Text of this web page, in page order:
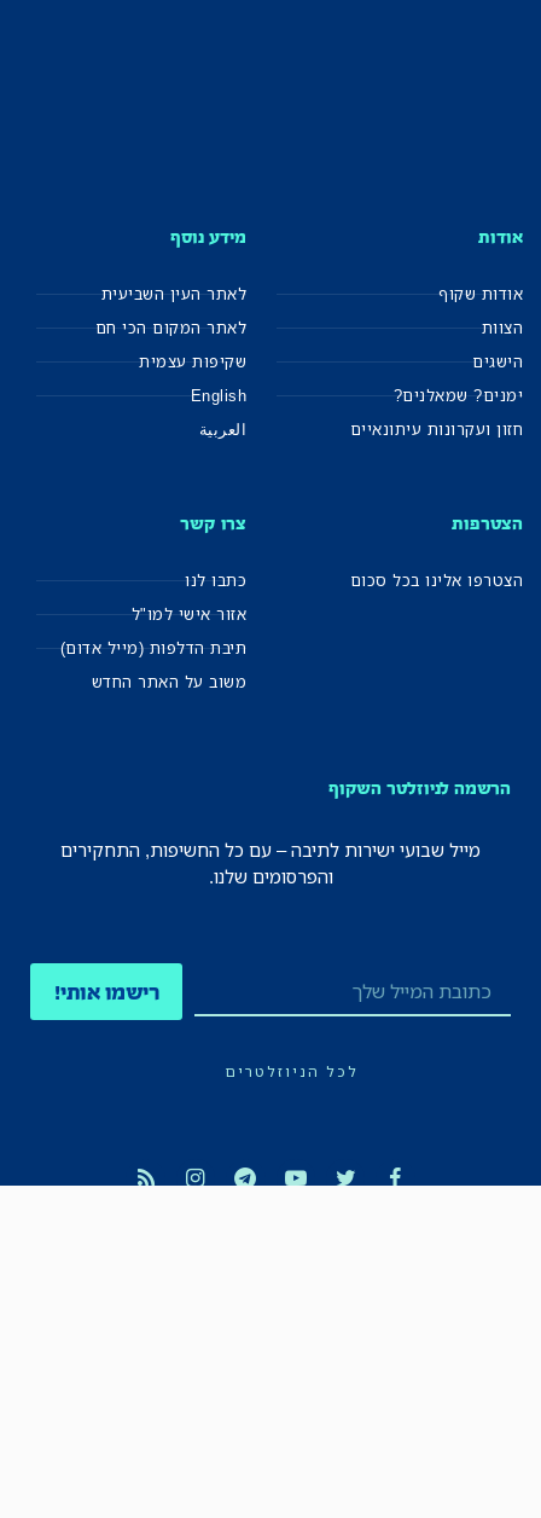
אודות
אודות שקוף
הצוות
הישגים
ימנים? שמאלנים?
חזון ועקרונות עיתונאיים
מידע נוסף
לאתר העין השביעית
לאתר המקום הכי חם
שקיפות עצמית
English
العربية
הצטרפות
הצטרפו אלינו בכל סכום
צרו קשר
כתבו לנו
אזור אישי למו"ל
תיבת הדלפות (מייל אדום)
משוב על האתר החדש
הרשמה לניוזלטר השקוף
מייל שבועי ישירות לתיבה – עם כל החשיפות, התחקירים
והפרסומים שלנו.
רישמו אותי!
לכל הניוזלטרים